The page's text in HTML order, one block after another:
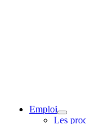
Emploi
Les